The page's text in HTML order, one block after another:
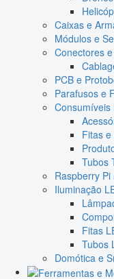
Caixas e
Módulos e
Conectores
PCB e
Parafusos e
Consumíveis
Fitas
Tubos
Raspberry Pi
Iluminação
Fitas
Tubos
Domótica e